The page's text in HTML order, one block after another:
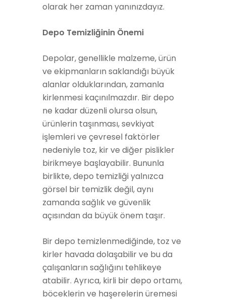
olarak her zaman yanınızdayız.
Depo Temizliğinin Önemi
Depolar, genellikle malzeme, ürün
ve ekipmanların saklandığı büyük
alanlar olduklarından, zamanla
kirlenmesi kaçınılmazdır. Bir depo
ne kadar düzenli olursa olsun,
ürünlerin taşınması, sevkiyat
işlemleri ve çevresel faktörler
nedeniyle toz, kir ve diğer pislikler
birikmeye başlayabilir. Bununla
birlikte, depo temizliği yalnızca
görsel bir temizlik değil, aynı
zamanda sağlık ve güvenlik
açısından da büyük önem taşır.
Bir depo temizlenmediğinde, toz ve
kirler havada dolaşabilir ve bu da
çalışanların sağlığını tehlikeye
atabilir. Ayrıca, kirli bir depo ortamı,
böceklerin ve haşerelerin üremesi